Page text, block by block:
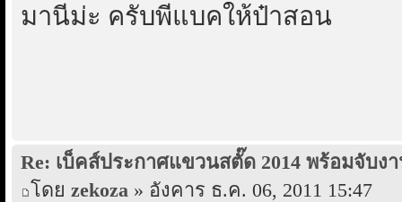
มานี่ม่ะ ครับพี่แบคให้ป๋าสอน
Re: เบ็คส์ประกาศแขวนสตั๊ด 2014 พร้อมจับง
โดย zekoza » อังคาร ธ.ค. 06, 2011 15:47